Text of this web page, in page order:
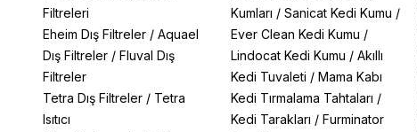
Filtreleri
Eheim Dış Filtreler / Aquael
Dış Filtreler / Fluval Dış
Filtreler
Tetra Dış Filtreler / Tetra
Isıtıcı
Kumları / Sanicat Kedi Kumu /
Ever Clean Kedi Kumu /
Lindocat Kedi Kumu / Akıllı
Kedi Tuvaleti / Mama Kabı
Kedi Tırmalama Tahtaları /
Kedi Tarakları / Furminator